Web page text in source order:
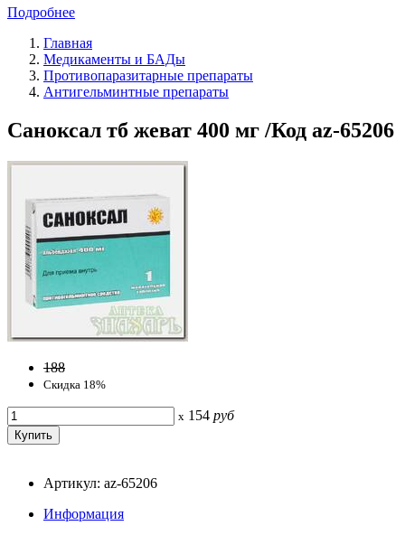
Подробнее
Главная
Медикаменты и БАДы
Противопаразитарные препараты
Антигельминтные препараты
Саноксал тб жеват 400 мг /Код az-65206
188
Скидка 18%
x 154 руб
Артикул: az-65206
Информация